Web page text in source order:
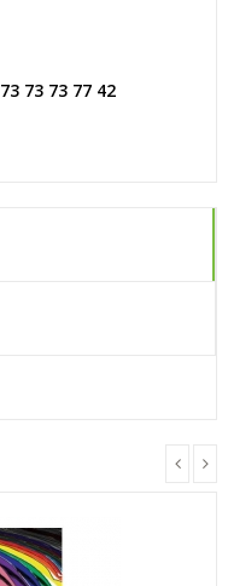
73 73 73 77 42